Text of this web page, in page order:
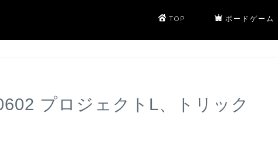
TOP ボードゲーム
プロジェクトL、トリック